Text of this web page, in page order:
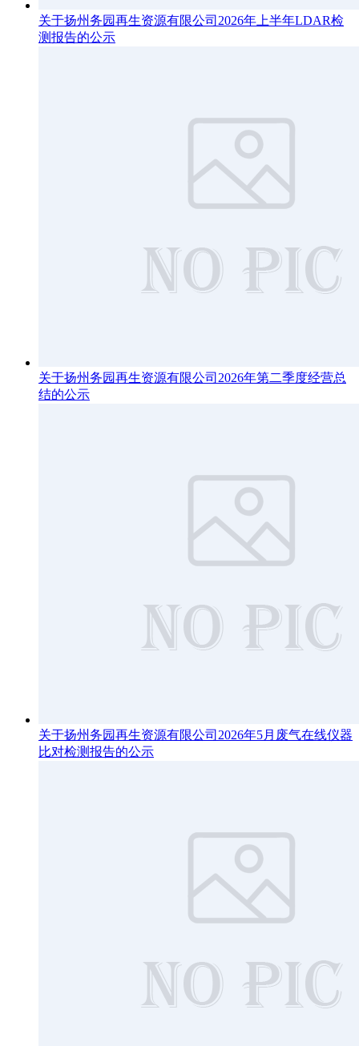
关于扬州务园再生资源有限公司2026年上半年LDAR检
测报告的公示
关于扬州务园再生资源有限公司2026年第二季度经营总
结的公示
关于扬州务园再生资源有限公司2026年5月废气在线仪器
比对检测报告的公示